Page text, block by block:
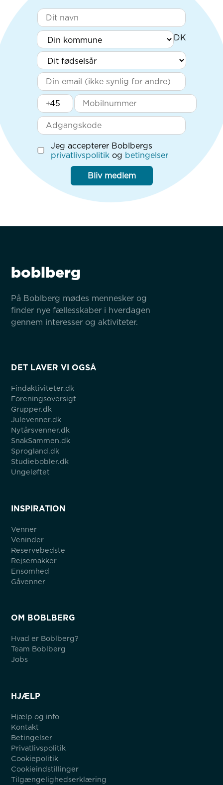
+
Jeg accepterer Boblbergs
privatlivspolitik og betingelser
Bliv medlem
boblberg
På Boblberg mødes mennesker og
finder nye fællesskaber i hverdagen
gennem interesser og aktiviteter.
DET LAVER VI OGSÅ
Findaktiviteter.dk
Foreningsoversigt
Grupper.dk
Julevenner.dk
Nytårsvenner.dk
SnakSammen.dk
Sprogland.dk
Studiebobler.dk
Ungeløftet
INSPIRATION
Venner
Veninder
Reservebedste
Rejsemakker
Ensomhed
Gåvenner
OM BOBLBERG
Hvad er Boblberg?
Team Boblberg
Jobs
HJÆLP
Hjælp og info
Kontakt
Betingelser
Privatlivspolitik
Cookiepolitik
Cookieindstillinger
Tilgængelighedserklæring